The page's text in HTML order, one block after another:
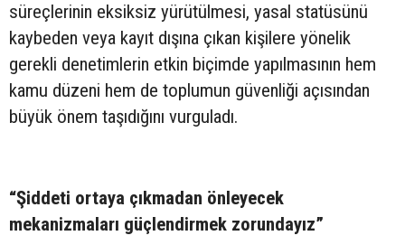
süreçlerinin eksiksiz yürütülmesi, yasal statüsünü
kaybeden veya kayıt dışına çıkan kişilere yönelik
gerekli denetimlerin etkin biçimde yapılmasının hem
kamu düzeni hem de toplumun güvenliği açısından
büyük önem taşıdığını vurguladı.
“Şiddeti ortaya çıkmadan önleyecek
mekanizmaları güçlendirmek zorundayız”